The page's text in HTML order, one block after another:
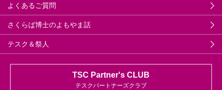
よくあるご質問
さくらば博士のよもやま話
テスク＆祭人
TSC Partner's CLUB
テスクパートナーズクラブ